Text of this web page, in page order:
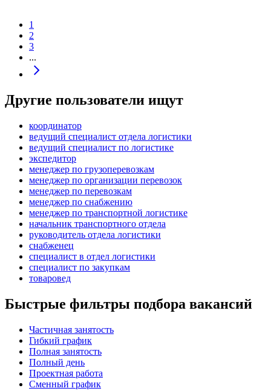
1
2
3
...
Другие пользователи ищут
координатор
ведущий специалист отдела логистики
ведущий специалист по логистике
экспедитор
менеджер по грузоперевозкам
менеджер по организации перевозок
менеджер по перевозкам
менеджер по снабжению
менеджер по транспортной логистике
начальник транспортного отдела
руководитель отдела логистики
снабженец
специалист в отдел логистики
специалист по закупкам
товаровед
Быстрые фильтры подбора вакансий
Частичная занятость
Гибкий график
Полная занятость
Полный день
Проектная работа
Сменный график